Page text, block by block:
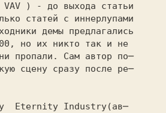
VAV ) - до выхода статьи
статей с иннерлупами
демы предлагались
пропали. Сам автор по─
сцену сразу после ре─
Eternity Industry